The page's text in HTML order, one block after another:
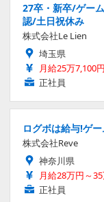
27卒・新卒/ゲー
認/土日祝休み
株式会社Le Lien
埼玉県
月給25万7,100
正社員
ログボは給与!ゲ
株式会社Reve
神奈川県
月給28万円～
正社員